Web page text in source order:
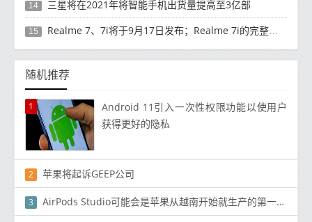
14 三星将在2021年将智能手机出货量提高至3亿部
15 Realme 7、7i将于9月17日发布；Realme 7i的完整规格并导致泄漏
随机推荐
1
Android 11引入一次性权限功能以使用户
获得更好的隐私
2 苹果将起诉GEEP公司
3 AirPods Studio可能会是苹果从越南开始就生产的第一款产品